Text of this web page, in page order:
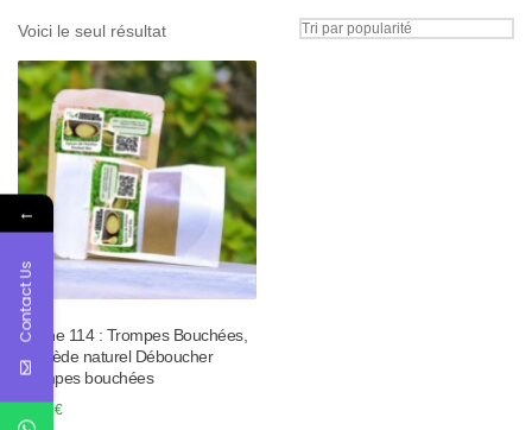
Voici le seul résultat
Tisane 114 : Trompes Bouchées,
Remède naturel Déboucher
Trompes bouchées
45.00€
←
Contact Us